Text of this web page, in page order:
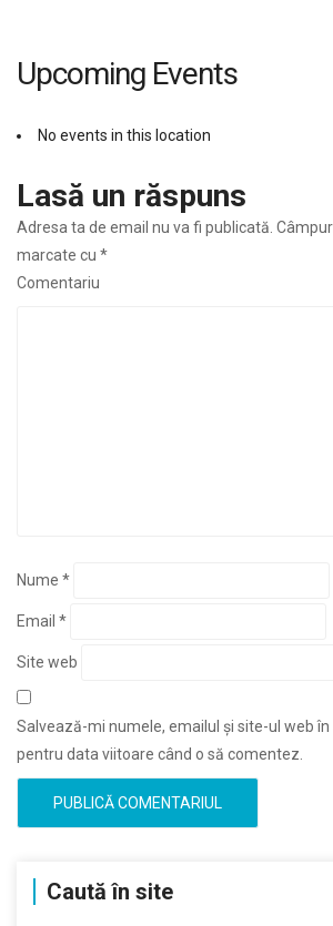
Upcoming Events
No events in this location
Lasă un răspuns
Adresa ta de email nu va fi publicată.
marcate cu *
Comentariu
Nume *
Email *
Site web
Salvează-mi numele, emailul și site-ul web
pentru data viitoare când o să comentez.
Caută în site